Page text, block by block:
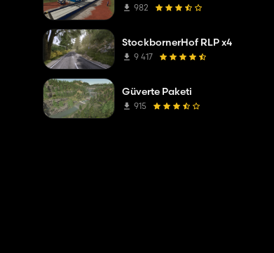
982
StockbornerHof RLP x4
9 417
Güverte Paketi
915